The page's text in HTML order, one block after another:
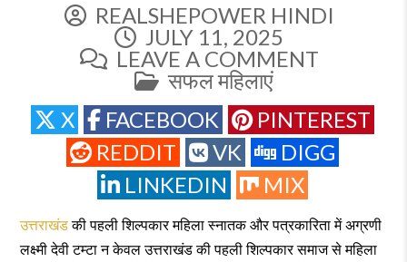
REALSHEPOWER HINDI
JULY 11, 2025
LEAVE A COMMENTON
देवी
टम्टा-
बंचित
वर्ग
प्रखर
आवाज
POSTED
IN
सफल महिलाएं
X
FACEBOOK
PINTEREST
REDDIT
VK
DIGG
LINKEDIN
MIX
उत्तराखंडकी पहली शिल्पकार महिला स्नातक और पत्रकारिता में अग्रणी
लक्ष्मी देवी टम्टा न केवल उत्तराखंड की पहली शिल्पकार समाज से महिला